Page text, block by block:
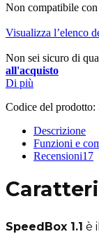
Non compatibile
Visualizza l’elenco
Non sei sicuro di
all'acquisto
Di più
Codice del prodotto:
Descrizione
Funzioni e
Recensioni17
SpeedBox 1.1 è